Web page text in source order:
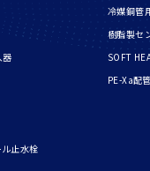
器
止水栓
冷媒銅管
樹脂製セ
SOFT
PE-Xa配